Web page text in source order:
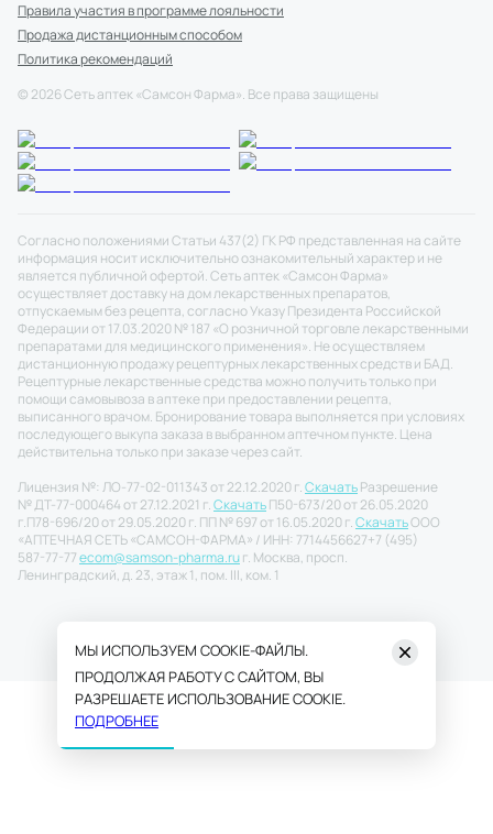
Правила участия в программе лояльности
Продажа дистанционным способом
Политика рекомендаций
© 2026Сеть аптек «Самсон Фарма». Все права защищены
Согласно положениями Статьи 437(2) ГК РФ представленная на сайте
информация носит исключительно ознакомительный характер и не
является публичной офертой. Сеть аптек «Самсон Фарма»
осуществляет доставку на дом лекарственных препаратов,
отпускаемым без рецепта, согласно Указу Президента Российской
Федерации от 17.03.2020 № 187 «О розничной торговле лекарственными
препаратами для медицинского применения». Не осуществляем
дистанционную продажу рецептурных лекарственных средств и БАД.
Рецептурные лекарственные средства можно получить только при
помощи самовывоза в аптеке при предоставлении рецепта,
выписанного врачом. Бронирование товара выполняется при условиях
последующего выкупа заказа в выбранном аптечном пункте. Цена
действительна только при заказе через сайт.
Лицензия №: ЛО-77-02-011343 от 22.12.2020 г.СкачатьРазрешение
№ ДТ-77-000464 от 27.12.2021 г.СкачатьП50-673/20 от 26.05.2020
г.П78-696/20 от 29.05.2020 г. ПП № 697 от 16.05.2020 г.СкачатьООО
«АПТЕЧНАЯ СЕТЬ «САМСОН-ФАРМА» / ИНН: 7714456627+7 (495)
587-77-77ecom@samson-pharma.ruг. Москва, просп.
Ленинградский, д. 23, этаж 1, пом. III, ком. 1
МЫ ИСПОЛЬЗУЕМ COOKIE-ФАЙЛЫ.
ПРОДОЛЖАЯ РАБОТУ С САЙТОМ, ВЫ
РАЗРЕШАЕТЕ ИСПОЛЬЗОВАНИЕ COOKIE.
ПОДРОБНЕЕ